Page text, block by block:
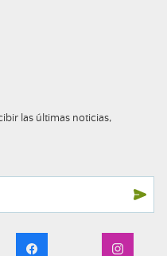
las últimas noticias,